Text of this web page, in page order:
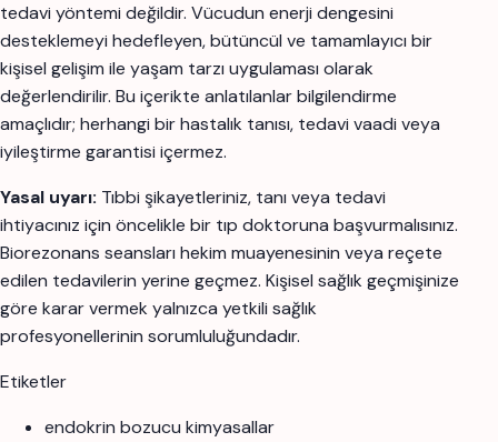
tedavi yöntemi değildir. Vücudun enerji dengesini
desteklemeyi hedefleyen, bütüncül ve tamamlayıcı bir
kişisel gelişim ile yaşam tarzı uygulaması olarak
değerlendirilir. Bu içerikte anlatılanlar bilgilendirme
amaçlıdır; herhangi bir hastalık tanısı, tedavi vaadi veya
iyileştirme garantisi içermez.
Yasal uyarı: Tıbbi şikayetleriniz, tanı veya tedavi
ihtiyacınız için öncelikle bir tıp doktoruna başvurmalısınız.
Biorezonans seansları hekim muayenesinin veya reçete
edilen tedavilerin yerine geçmez. Kişisel sağlık geçmişinize
göre karar vermek yalnızca yetkili sağlık
profesyonellerinin sorumluluğundadır.
Etiketler
endokrin bozucu kimyasallar